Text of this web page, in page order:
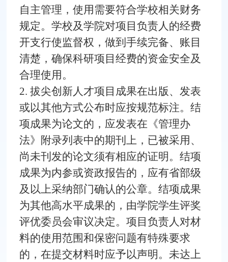
自主管理，使用需要符合学校相关财务
规定。学校及学院对项目负责人的经费
开支行使监督权，做到手续完备、账目
清楚，确保科研项目经费的资金安全及
合理使用。
2. 拔尖创新人才项目成果在出版、发表
或以其他方式公布时应按规范标注。结
项成果为论文的，应发表在《管理办
法》附录列表中的期刊上，已被采用、
尚未刊发的论文须有相应的证明。结项
成果为内参或资政报告的，应有省部级
及以上采纳部门确认的公章。结项成果
为其他高水平成果的，由学院学生评奖
评优委员会审议决定。项目负责人对材
料的使用范围和保密问题有特殊要求
的，在提交材料时应予以声明。未达上